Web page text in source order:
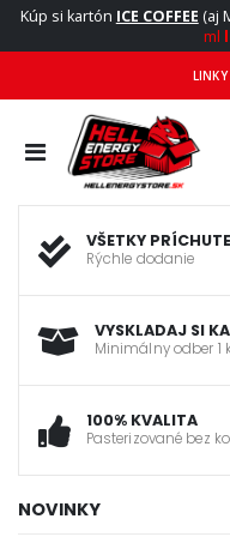
Kúp si kartón ICE COFFEE (aj
ml
LINKY
VŠETKY
Rýchle dodanie
VYSKLADAJ SI
Minimálny odber 1
100% KVALITA
Pasterizované bez
NOVINKY